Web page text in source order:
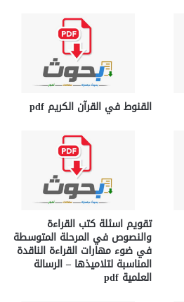
القنوط في القرآن الكريم pdf
تقويم اسئلة كتب القراءة
والنصوص في المرحلة المتوسطة
في ضوء مهارات القراءة الناقدة
المناسبة لتلاميذها – الرسالة
العلمية pdf